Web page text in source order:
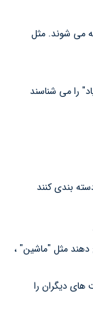
می شوند. مثل
را می شناسند
بندی کنند
دهند مثل "ماشین" ،
دیگران را